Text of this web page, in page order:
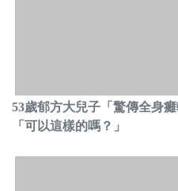
53歲郁方大兒子「驚傳全身
「可以這樣的嗎？」